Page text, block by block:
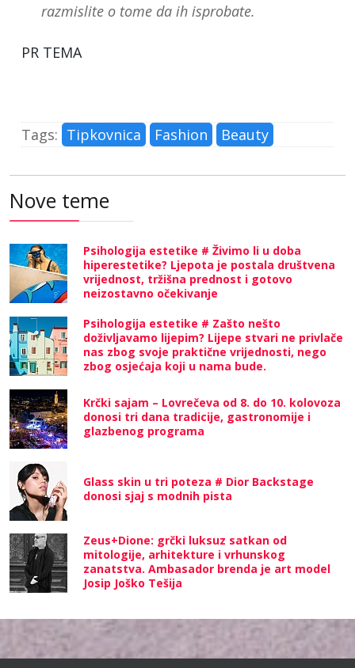
razmislite o tome da ih isprobate.
PR TEMA
Tags: Tipkovnica Fashion Beauty
Nove teme
Psihologija estetike # Živimo li u doba
hiperestetike? Ljepota je postala društvena
vrijednost, tržišna prednost i gotovo
neizostavno očekivanje
Psihologija estetike # Zašto nešto
doživljavamo lijepim? Lijepe stvari ne privlače
nas zbog svoje praktične vrijednosti, nego
zbog osjećaja koji u nama bude.
Krčki sajam – Lovrečeva od 8. do 10. kolovoza
donosi tri dana tradicije, gastronomije i
glazbenog programa
Glass skin u tri poteza # Dior Backstage
donosi sjaj s modnih pista
Zeus+Dione: grčki luksuz satkan od
mitologije, arhitekture i vrhunskog
zanatstva. Ambasador brenda je art model
Josip Joško Tešija